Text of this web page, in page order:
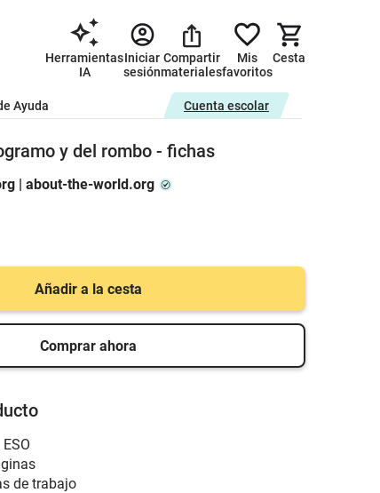
Herramientas
IA
Iniciar
sesión
Compartir
materiales
Mis
favoritos
Cesta
Ayuda Cuenta escolar
y del rombo - fichas
| about-the-world.org
Añadir a la cesta
Comprar ahora
de trabajo